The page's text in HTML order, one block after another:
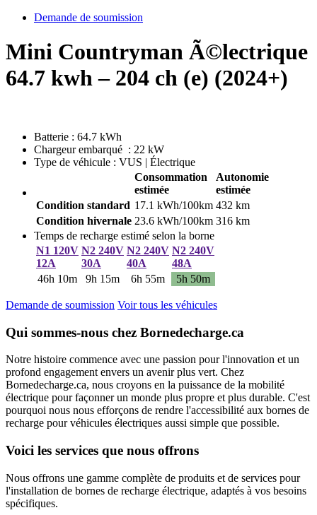
Demande de soumission
Mini Countryman Ã©lectrique
64.7 kwh – 204 ch (e) (2024+)
Batterie : 64.7 kWh
Chargeur embarqué : 22 kW
Type de véhicule : VUS | Électrique
Consommation
estimée
Autonomie
estimée
Condition standard 17.1 kWh/100km 432 km
Condition hivernale 23.6 kWh/100km 316 km
Temps de recharge estimé selon la borne
N1 120V
12A
N2 240V
30A
N2 240V
40A
N2 240V
48A
46h 10m
9h 15m 6h 55m 5h 50m
Demande de soumission Voir tous les véhicules
Qui sommes-nous chez Bornedecharge.ca
Notre histoire commence avec une passion pour l'innovation et un
profond engagement envers un avenir plus vert. Chez
Bornedecharge.ca, nous croyons en la puissance de la mobilité
électrique pour façonner un monde plus propre et plus durable. C'est
pourquoi nous nous efforçons de rendre l'accessibilité aux bornes de
recharge pour véhicules électriques aussi simple que possible.
Voici les services que nous offrons
Nous offrons une gamme complète de produits et de services pour
l'installation de bornes de recharge électrique, adaptés à vos besoins
spécifiques.